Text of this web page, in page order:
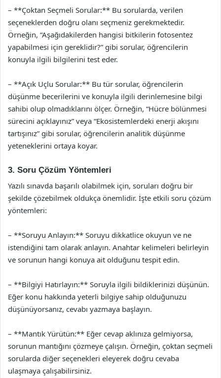
– **Çoktan Seçmeli Sorular:** Bu sorularda, verilen
seçeneklerden doğru olanı seçmeniz gerekmektedir.
Örneğin, “Aşağıdakilerden hangisi bitkilerin fotosentez
yapabilmesi için gereklidir?” gibi sorular, öğrencilerin
konuyla ilgili bilgilerini test eder.
– **Açık Uçlu Sorular:** Bu tür sorular, öğrencilerin
düşünme becerilerini ve konuyla ilgili derinlemesine bilgi
sahibi olup olmadıklarını ölçer. Örneğin, “Hücre bölünmesi
sürecini açıklayınız” veya “Ekosistemlerdeki enerji akışını
tartışınız” gibi sorular, öğrencilerin analitik düşünme
yeteneklerini ortaya koyar.
3. Soru Çözüm Yöntemleri
Yazılı sınavda başarılı olabilmek için, soruları doğru bir
şekilde çözebilmek oldukça önemlidir. İşte etkili soru çözüm
yöntemleri:
– **Soruyu Anlayın:** Soruyu dikkatlice okuyun ve ne
istendiğini tam olarak anlayın. Anahtar kelimeleri belirleyin
ve sorunun hangi konuya ait olduğunu tespit edin.
– **Bilgiyi Hatırlayın:** Soruyla ilgili bildiklerinizi düşünün.
Eğer konu hakkında yeterli bilgiye sahip olduğunuzu
düşünüyorsanız, cevabı yazmaya başlayın.
– **Mantık Yürütün:** Eğer cevap aklınıza gelmiyorsa,
sorunun mantığını çözmeye çalışın. Örneğin, çoktan seçmeli
sorularda diğer seçenekleri eleyerek doğru cevaba
ulaşmaya çalışabilirsiniz.